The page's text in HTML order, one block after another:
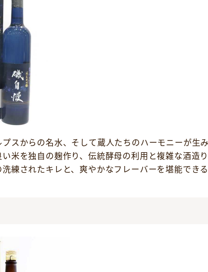
スからの名水、そして蔵人たちのハーモニーが
米を独自の麹作り、伝統酵母の利用と複雑な酒
練されたキレと、爽やかなフレーバーを堪能できる